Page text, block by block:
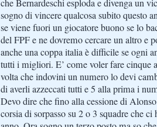
che Bernardeschi esploda e divenga un
sogno di vincere qualcosa subito questo
se viene fuori un giocatore buono se lo
del FPF e ne dovremo cercare un altro e
anche una coppa italia è difficile se ogni
tutti i migliori. E’ come voler fare cinque
volta che indovini un numero lo devi
di averli azzeccati tutti e 5 alla prima i
Devo dire che fino alla cessione di
corsia di sorpasso su 2 o 3 squadre che